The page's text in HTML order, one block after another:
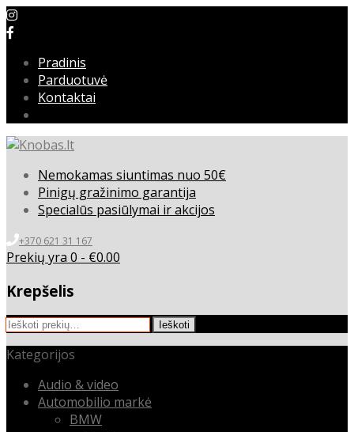
Pradinis
Parduotuvė
Kontaktai
Nemokamas siuntimas nuo 50€
Pinigų gražinimo garantija
Specialūs pasiūlymai ir akcijos
+370 621 31 167
Prekių yra 0 - €0.00
Krepšelis
Ieškoti: Ieškoti
Kategorijos
Audio & video
Automobilio markė
BMW